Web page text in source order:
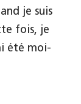
je suis
fois, je
été moi-